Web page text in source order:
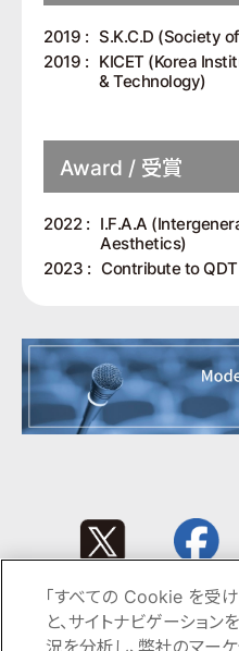
2019 : S.K.C.D (Society
2019 :
KICET (Korea
& Technology)
Award / 受賞
2022 :
I.F.A.A
Aesthetics)
2023 : Contribute to
Copyright © 1995-
「すべての Cookie を受け
と、サイトナビゲーション